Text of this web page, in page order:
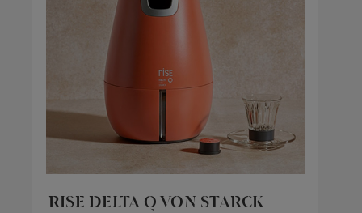
RISE DELTA Q VON STARCK